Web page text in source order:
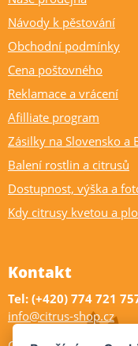
Návody k pěstování
Obchodní podmínky
Cena poštovného
Reklamace a vrácení
Afilliate program
Zásilky na Slovensko a
Balení rostlin a citrusů
Dostupnost, výška a
Kdy citrusy kvetou a
Kontakt
Tel: (+420) 774 721
info@citrus-shop.cz